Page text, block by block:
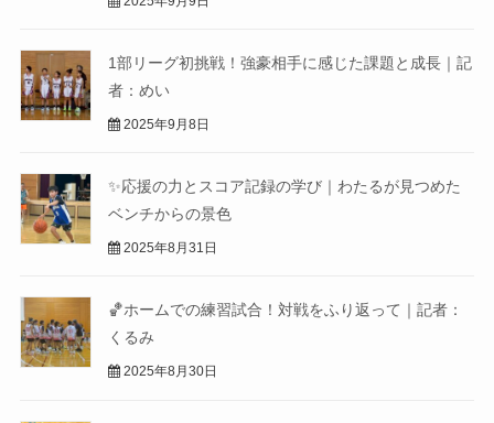
1部リーグ初挑戦！強豪相手に感じた課題と成長｜記
者：めい
2025年9月8日
✨応援の力とスコア記録の学び｜わたるが見つめた
ベンチからの景色
2025年8月31日
🏀ホームでの練習試合！対戦をふり返って｜記者：
くるみ
2025年8月30日